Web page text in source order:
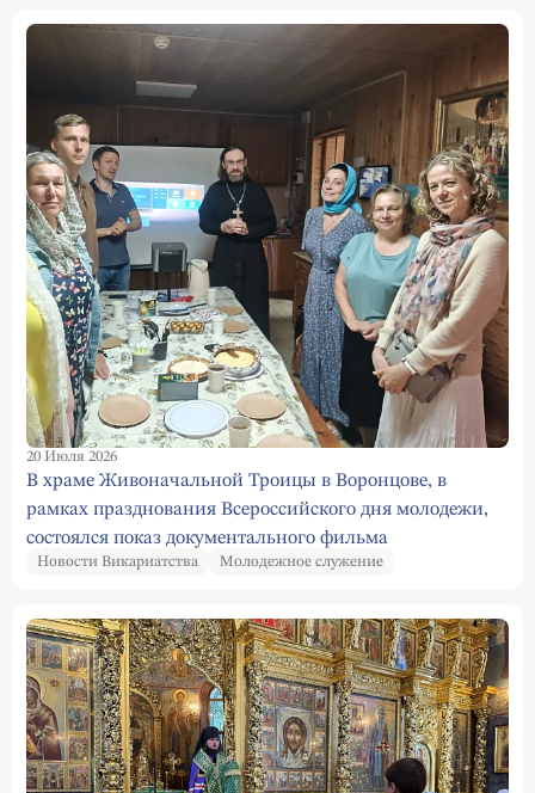
20 Июля 2026
В храме Живоначальной Троицы в Воронцове, в
рамках празднования Всероссийского дня молодежи,
состоялся показ документального фильма
"Благоверные Пётр и Феврония"
Новости Викариатства Молодежное служение